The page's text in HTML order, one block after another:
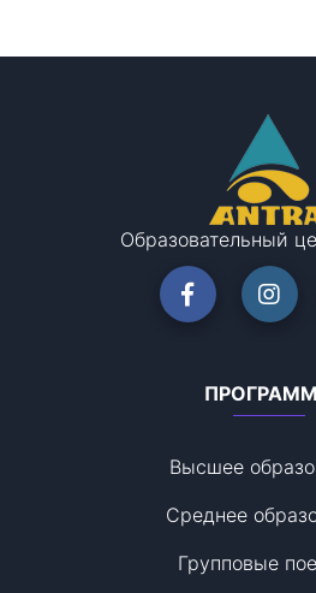
Образовательный
Высшее
Среднее
Групповые